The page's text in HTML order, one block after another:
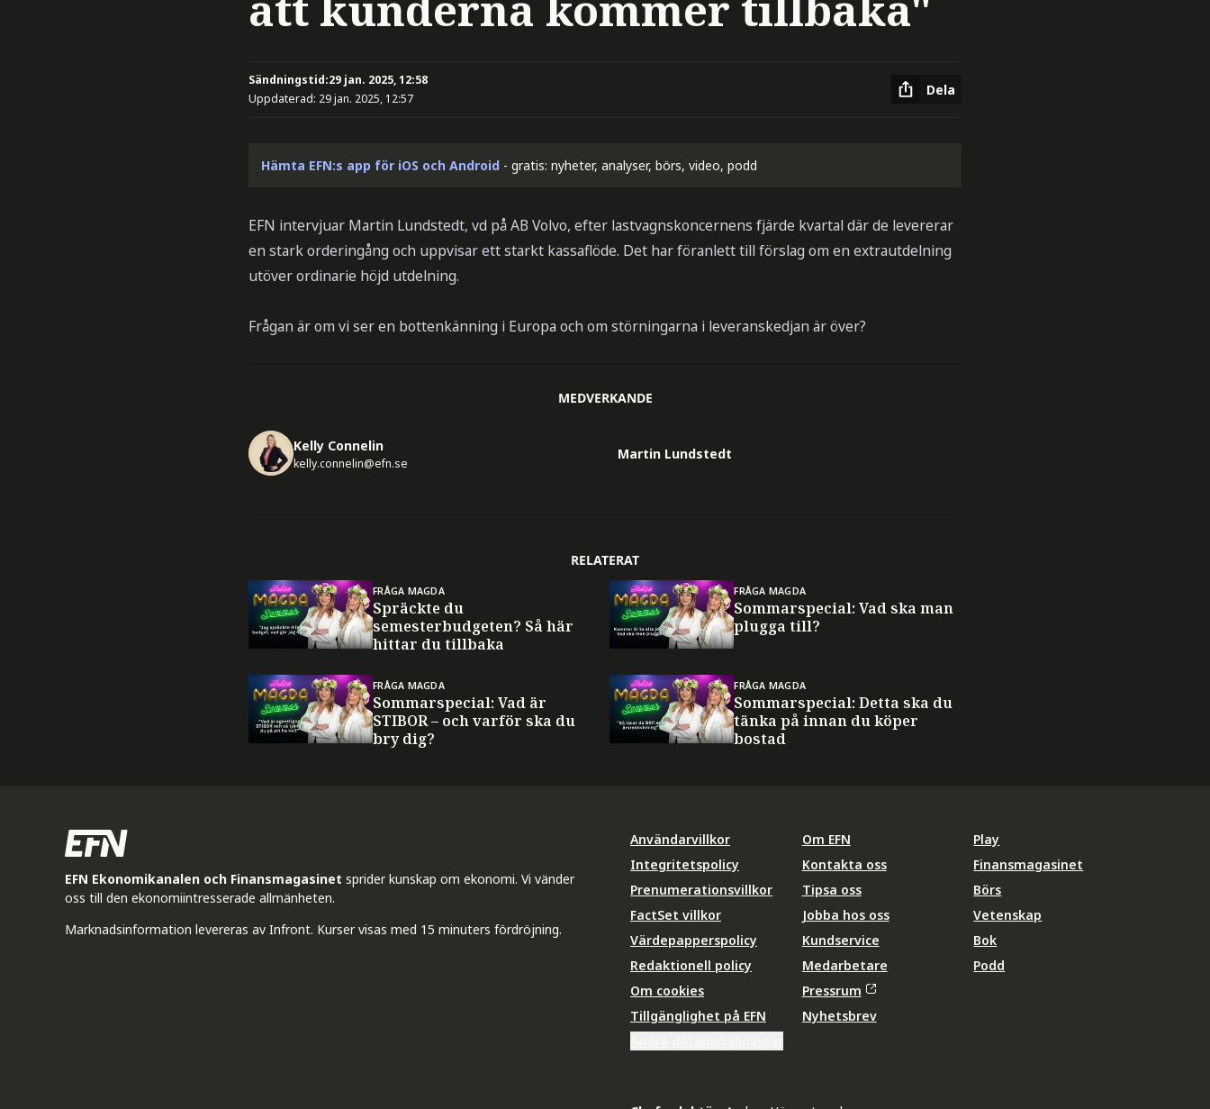
Sändningstid:29 jan. 2025, 12:58
Uppdaterad: 29 jan. 2025, 12:57
Dela
Hämta EFN:s app för iOS och Android - gratis: nyheter, analyser, börs, video, podd
EFN intervjuar Martin Lundstedt, vd på AB Volvo, efter lastvagnskoncernens fjärde kvartal där de levererar
en stark orderingång och uppvisar ett starkt kassaflöde. Det har föranlett till förslag om en extrautdelning
utöver ordinarie höjd utdelning.
Frågan är om vi ser en bottenkänning i Europa och om störningarna i leveranskedjan är över?
MEDVERKANDE
Kelly Connelin
kelly.connelin@efn.se
Martin Lundstedt
RELATERAT
FRÅGA MAGDA
Spräckte du
semesterbudgeten? Så här
hittar du tillbaka
FRÅGA MAGDA
Sommarspecial: Vad ska man
plugga till?
FRÅGA MAGDA
Sommarspecial: Vad är
STIBOR – och varför ska du
bry dig?
FRÅGA MAGDA
Sommarspecial: Detta ska du
tänka på innan du köper
bostad
EFN Ekonomikanalen och Finansmagasinet sprider kunskap om ekonomi. Vi vänder
oss till den ekonomiintresserade allmänheten.
Marknadsinformation levereras av Infront. Kurser visas med 15 minuters fördröjning.
Användarvillkor
Integritetspolicy
Prenumerationsvillkor
FactSet villkor
Värdepapperspolicy
Redaktionell policy
Om cookies
Tillgänglighet på EFN
Om EFN
Kontakta oss
Tipsa oss
Jobba hos oss
Kundservice
Medarbetare
Pressrum
Nyhetsbrev
Play
Finansmagasinet
Börs
Vetenskap
Bok
Podd